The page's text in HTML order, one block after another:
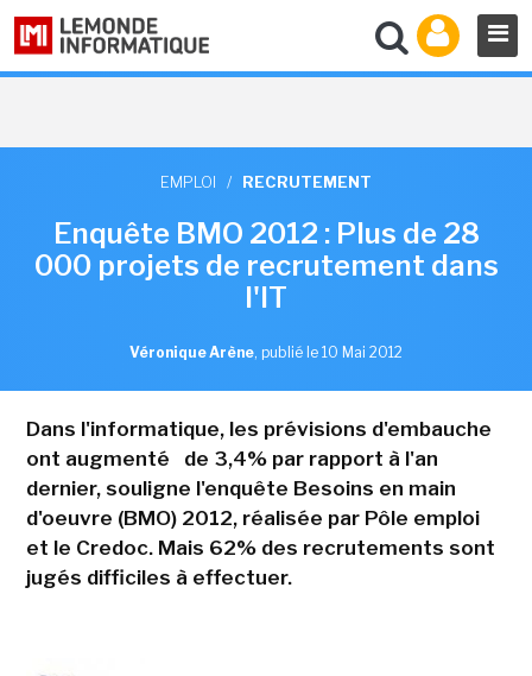
EMPLOI / RECRUTEMENT
Enquête BMO 2012 : Plus de 28
000 projets de recrutement dans
l'IT
Véronique Arène, publié le 10 Mai 2012
Dans l'informatique, les prévisions d'embauche
ont augmenté de 3,4% par rapport à l'an
dernier, souligne l'enquête Besoins en main
d'oeuvre (BMO) 2012, réalisée par Pôle emploi
et le Credoc. Mais 62% des recrutements sont
jugés difficiles à effectuer.